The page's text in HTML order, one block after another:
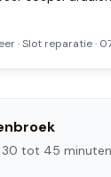
·Slot reparatie·
30 tot 45 minuten